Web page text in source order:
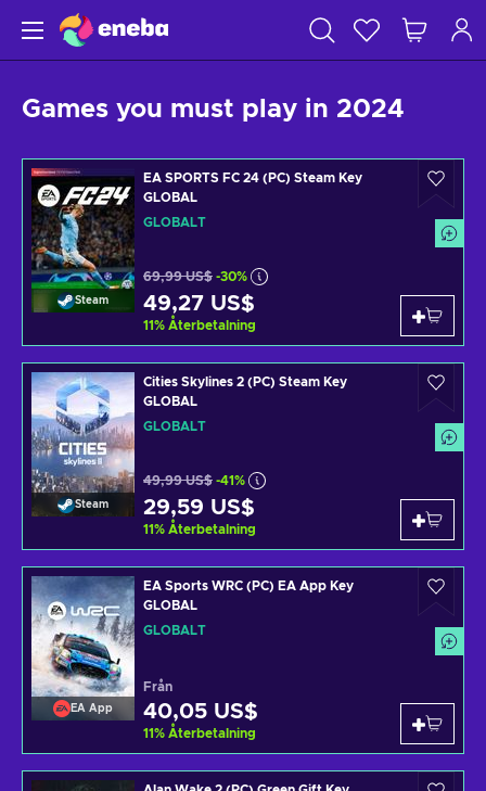
Games you must play in 2024
Steam
EA SPORTS FC 24 (PC) Steam Key
GLOBAL
GLOBALT
69,99 US$ -30%
49,27 US$
11% Återbetalning
Steam
Cities Skylines 2 (PC) Steam Key
GLOBAL
GLOBALT
49,99 US$ -41%
29,59 US$
11% Återbetalning
EA App
EA Sports WRC (PC) EA App Key
GLOBAL
GLOBALT
Från
40,05 US$
11% Återbetalning